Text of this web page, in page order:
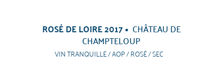
ROSÉ DE LOIRE 2017 CHÂTEAU DE
CHAMPTELOUP
VIN TRANQUILLE / AOP / ROSÉ / SEC